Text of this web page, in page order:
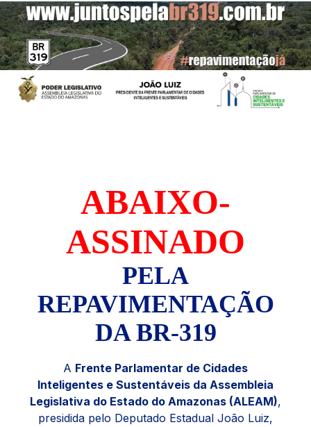
ABAIXO-
ASSINADO
PELA
REPAVIMENTAÇÃO
DA BR-319
A Frente Parlamentar de Cidades
Inteligentes e Sustentáveis da Assembleia
Legislativa do Estado do Amazonas (ALEAM),
presidida pelo Deputado Estadual João Luiz,